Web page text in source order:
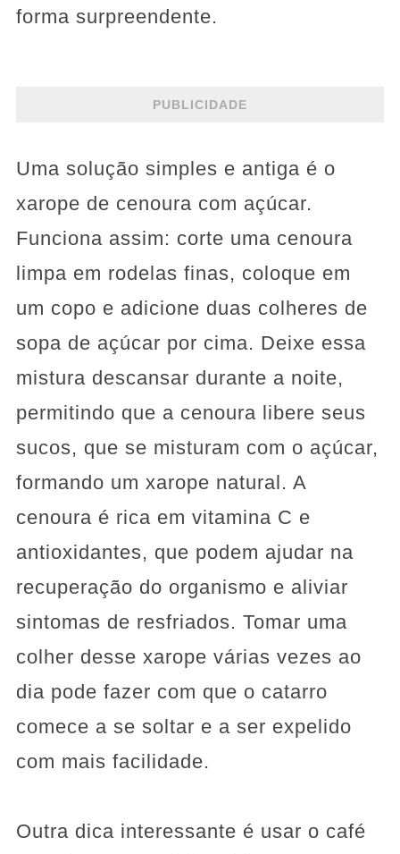
forma surpreendente.
PUBLICIDADE
Uma solução simples e antiga é o
xarope de cenoura com açúcar.
Funciona assim: corte uma cenoura
limpa em rodelas finas, coloque em
um copo e adicione duas colheres de
sopa de açúcar por cima. Deixe essa
mistura descansar durante a noite,
permitindo que a cenoura libere seus
sucos, que se misturam com o açúcar,
formando um xarope natural. A
cenoura é rica em vitamina C e
antioxidantes, que podem ajudar na
recuperação do organismo e aliviar
sintomas de resfriados. Tomar uma
colher desse xarope várias vezes ao
dia pode fazer com que o catarro
comece a se soltar e a ser expelido
com mais facilidade.
Outra dica interessante é usar o café